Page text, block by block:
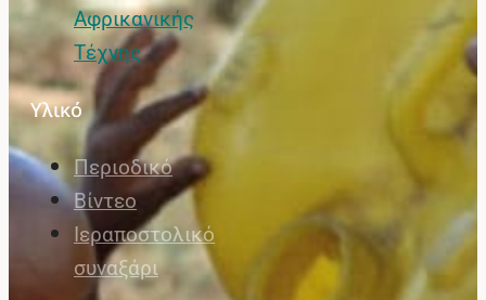
Αφρικανικής
Τέχνης
Υλικό
Περιοδικό
Βίντεο
Ιεραποστολικό
συναξάρι